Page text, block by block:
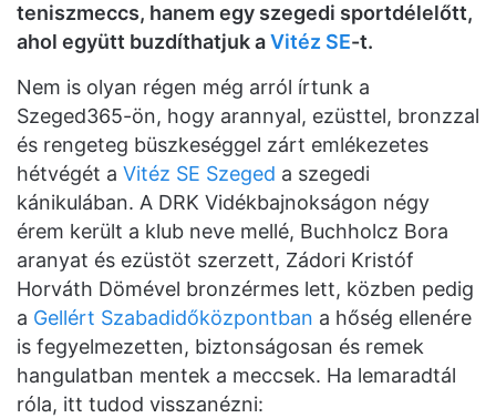
teniszmeccs, hanem egy szegedi sportdélelőtt,
ahol együtt buzdíthatjuk aVitéz SE-t.
Nem is olyan régen még arról írtunk a
Szeged365-ön, hogy arannyal, ezüsttel, bronzzal
és rengeteg büszkeséggel zárt emlékezetes
hétvégét a Vitéz SE Szeged a szegedi
kánikulában. A DRK Vidékbajnokságon négy
érem került a klub neve mellé, Buchholcz Bora
aranyat és ezüstöt szerzett, Zádori Kristóf
Horváth Dömével bronzérmes lett, közben pedig
a Gellért Szabadidőközpontban a hőség ellenére
is fegyelmezetten, biztonságosan és remek
hangulatban mentek a meccsek. Ha lemaradtál
róla, itt tudod visszanézni: